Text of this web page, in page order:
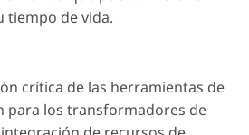
tiempo de vida.
crítica de las herramientas de
para los transformadores de